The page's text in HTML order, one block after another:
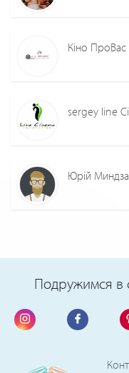
Кіно ПроВас
sergey line
Юрій
Подружимся в